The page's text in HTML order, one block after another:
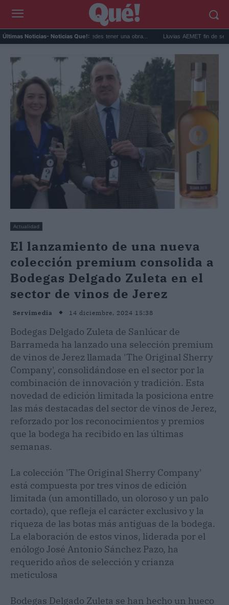
Últimas Noticias- Noticias Que!:
arte en subasta: así puedes tener una obra... Lluvias AEMET fin de semana:
Actualidad
El lanzamiento de una nueva
colección premium consolida a
Bodegas Delgado Zuleta en el
sector de vinos de Jerez
Servimedia 14 diciembre, 2024 15:38
Bodegas Delgado Zuleta de Sanlúcar de
Barrameda ha lanzado una selección premium
de vinos de Jerez llamada 'The Original Sherry
Company', consolidándose en el sector por la
combinación de innovación y tradición. Esta
novedad de edición limitada la posiciona entre
las más destacadas del sector de vinos de Jerez,
reforzado por los reconocimientos y premios
que la bodega ha recibido en las últimas
semanas.
La colección 'The Original Sherry Company'
está compuesta por tres vinos de edición
limitada (un amontillado, un oloroso y un palo
cortado), que refleja el carácter exclusivo y la
riqueza de las botas más antiguas de la bodega.
La elaboración de estos vinos, liderada por el
enólogo José Antonio Sánchez Pazo, ha
requerido años de selección y crianza
meticulosa
Bodegas Delgado Zuleta se han hecho un hueco